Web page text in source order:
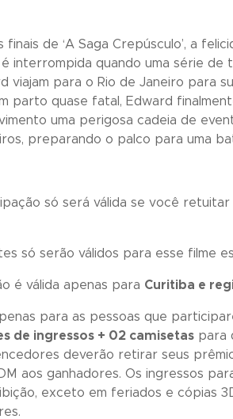
finais de ‘A Saga Crepúsculo’, a
interrompida quando uma série
viajam para o Rio de Janeiro para
parto quase fatal, Edward
uma perigosa cadeia de
preparando o palco para uma
só será válida se você
só serão válidos para esse filme
é válida apenas para Curitiba e
para as pessoas que
de ingressos + 02 camisetas para
deverão retirar seus
aos ganhadores. Os ingressos
exceto em feriados e cópias